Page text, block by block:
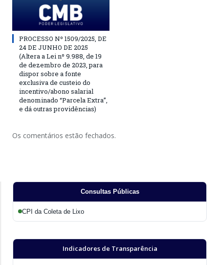
PROCESSO Nº 1509/2025, DE
24 DE JUNHO DE 2025
(Altera a Lei nº 9.988, de 19
de dezembro de 2023, para
dispor sobre a fonte
exclusiva de custeio do
incentivo/abono salarial
denominado “Parcela Extra”,
e dá outras providências)
Os comentários estão fechados.
Consultas Públicas
CPI da Coleta de Lixo
Indicadores de Transparência